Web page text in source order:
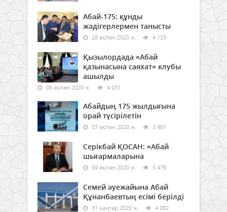
Абай-175: құнды
жәдігерлермен танысты
28 ақпан 2020 ж. 4 125
Қызылордада «Абай
қазынасына саяхат» клубы
ашылды
08 ақпан 2020 ж. 4 031
Абайдың 175 жылдығына
орай түсірілетін
07 ақпан 2020 ж. 3 901
Серікбай ҚОСАН: «Абай
шығармаларына
04 ақпан 2020 ж. 5 476
Семей әуежайына Абай
Құнанбаевтың есімі берілді
31 қаңтар 2020 ж. 4 082